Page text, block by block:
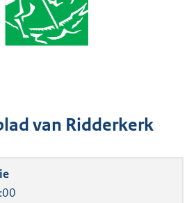
van Ridderkerk